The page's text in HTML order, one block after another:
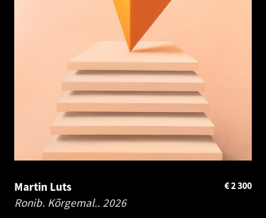
Martin Luts
Ronib. Kõrgemal.. 2026
2 300
€